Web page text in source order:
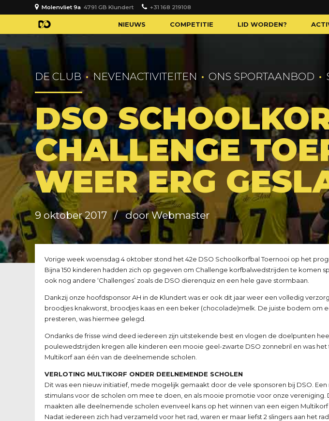
Molenvliet 9a 4791 GB Klundert +31 168 219108
NIEUWS COMPETITIE LID WORDEN?
DE CLUB NEVENACTIVITEITEN ONS SPORTAANBOD
DSO
CHALLENGE
WEER ERG
9 oktober 2017 door Webmaster
Vorige week woensdag 4 oktober stond het 42e DSO Schoolkorfbal Toernooi op het
Bijna 150 kinderen hadden zich op gegeven om Challenge korfbalwedstrijden te komen
ook nog andere ‘Challenges’ zoals de DSO dierenquiz en een hele gave stormbaan.
Dankzij onze hoofdsponsor AH in de Klundert was er ook dit jaar weer een volledig
broodjes knakworst, broodjes kaas en een beker (chocolade)melk. De juiste bodem om
presteren, was hiermee gelegd.
Ondanks de frisse wind deed iedereen zijn uitstekende best en vlogen de doelpunten
poulewedstrijden kregen alle kinderen een mooie geel-zwarte DSO zonnebril en was
Multikorf aan één van de deelnemende scholen.
VERLOTING MULTIKORF ONDER DEELNEMENDE SCHOLEN
Dit was een nieuw initiatief, mede mogelijk gemaakt door de vele sponsoren bij DSO.
stimulans voor de scholen om mee te doen, en als mooie promotie voor onze vereniging.
maakten alle deelnemende scholen evenveel kans op het winnen van een eigen
Nadat iedereen zich had verzameld voor het rad, waren er maar liefst 2 slingers aan het